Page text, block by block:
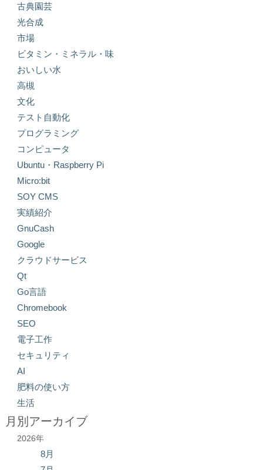
古典園芸
光合成
市場
ビタミン・ミネラル・味
おいしい水
高槻
文化
テスト自動化
プログラミング
コンピュータ
Ubuntu・Raspberry Pi
Micro:bit
SOY CMS
実績紹介
GnuCash
Google
クラウドサービス
Qt
Go言語
Chromebook
SEO
電子工作
セキュリティ
AI
肥料の使い方
生活
月別アーカイブ
2026年
8月